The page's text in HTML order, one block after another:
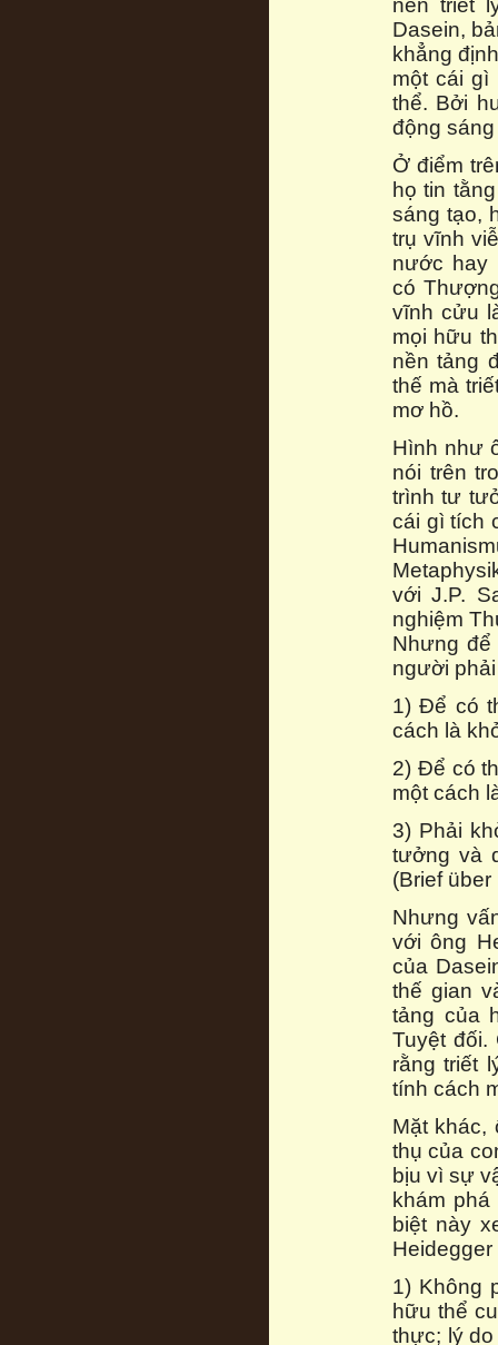
nền triết
Dasein,
khẳng
một cái gì
thể. Bởi
động
Ở điểm
họ tin
sáng tạo,
trụ vĩnh
nước hay
có
vĩnh cửu
mọi hữu
nền tảng
thế mà
mơ hồ.
Hình như
nói trên
trình tư
cái gì tích
với J.P.
nghiệm
Nhưng để
người
1) Để có
cách là
2) Để có
một cách
3) Phải
tưởng và
(Brief
Nhưng
với ông
của
thế gian
tảng của
Tuyệt đối.
rằng triết
tính cách
Mặt khác,
thụ của
bịu vì sự
khám
biệt này
1) Không
hữu thể
thực; lý